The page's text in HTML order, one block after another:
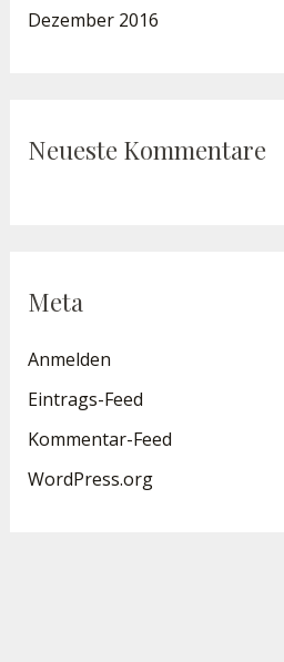
Dezember 2016
Neueste Kommentare
Meta
Anmelden
Eintrags-Feed
Kommentar-Feed
WordPress.org